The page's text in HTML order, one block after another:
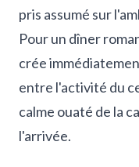
pris assumé sur
Pour un dîner
crée
entre l'activité du
calme ouaté de la
l'arrivée.